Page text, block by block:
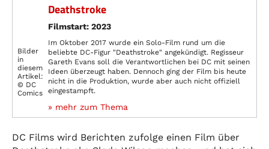
Bilder
in
diesem
Artikel:
© DC
Comics
Deathstroke
Filmstart: 2023
Im Oktober 2017 wurde ein Solo-Film rund um die
beliebte DC-Figur "Deathstroke" angekündigt. Regisseur
Gareth Evans soll die Verantwortlichen bei DC mit seinen
Ideen überzeugt haben. Dennoch ging der Film bis heute
nicht in die Produktion, wurde aber auch nicht offiziell
eingestampft.
» mehr zum Thema
DC Films wird Berichten zufolge einen Film über